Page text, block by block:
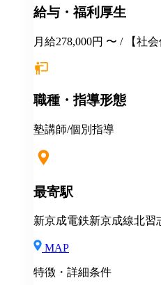
給与・福利厚生
月給278,000円 〜 / 【社会保険】 健康保険、厚生年金保
報奨金制度 交通費支給
断 長短貸付 再雇用制度 永年勤続表
住宅手当月1万円一律支
職種・指導形態
塾講師/個別指導
最寄駅
新京成電鉄新京成線北習
MAP
特徴・詳細条件